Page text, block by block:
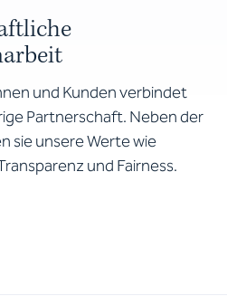
und Kunden verbindet
Partnerschaft. Neben der
sie unsere Werte wie
und Fairness.